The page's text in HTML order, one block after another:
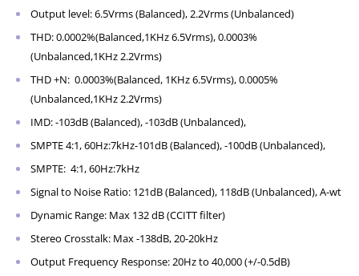
Output level: 6.5Vrms (Balanced), 2.2Vrms (Unbalanced)
THD: 0.0002%(Balanced,1KHz 6.5Vrms), 0.0003%
(Unbalanced,1KHz 2.2Vrms)
THD +N: 0.0003%(Balanced, 1KHz 6.5Vrms), 0.0005%
(Unbalanced,1KHz 2.2Vrms)
IMD: -103dB (Balanced), -103dB (Unbalanced),
SMPTE 4:1, 60Hz:7kHz-101dB (Balanced), -100dB (Unbalanced),
SMPTE: 4:1, 60Hz:7kHz
Signal to Noise Ratio: 121dB (Balanced), 118dB (Unbalanced), A-wt
Dynamic Range: Max 132 dB (CCITT filter)
Stereo Crosstalk: Max -138dB, 20-20kHz
Output Frequency Response: 20Hz to 40,000 (+/-0.5dB)